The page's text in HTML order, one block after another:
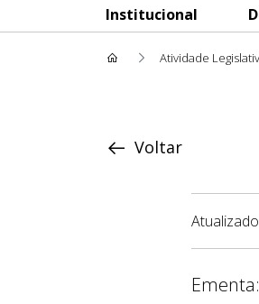
Institucional
Atividade
Voltar
Ementa: